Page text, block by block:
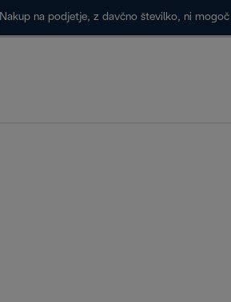
Nakup na podjetje, z davčno številko, ni mogoč